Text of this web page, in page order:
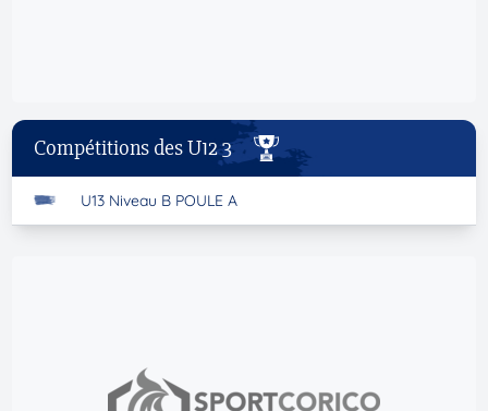
Compétitions des U12 3
U13 Niveau B POULE A